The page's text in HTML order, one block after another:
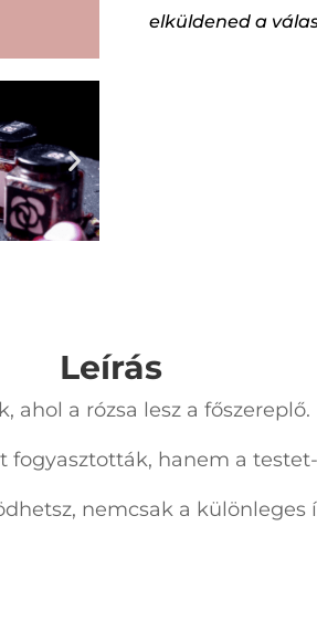
elküldened a
Leírás
ahol a rózsa lesz a főszereplő.
hanem a
nemcsak a